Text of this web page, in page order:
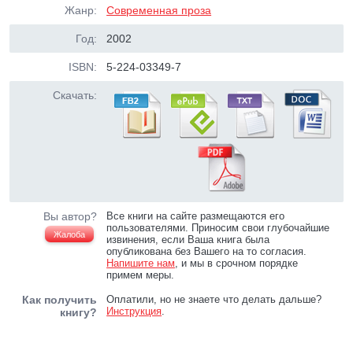
Жанр: Современная проза
Год: 2002
ISBN: 5-224-03349-7
Скачать:
Вы автор?
Жалоба
Все книги на сайте размещаются его
пользователями. Приносим свои глубочайшие
извинения, если Ваша книга была
опубликована без Вашего на то согласия.
Напишите нам, и мы в срочном порядке
примем меры.
Как получить
книгу?
Оплатили, но не знаете что делать дальше?
Инструкция.